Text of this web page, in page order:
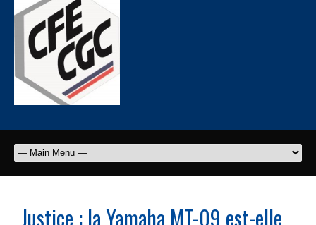
Justice : la Yamaha MT-09 est-elle